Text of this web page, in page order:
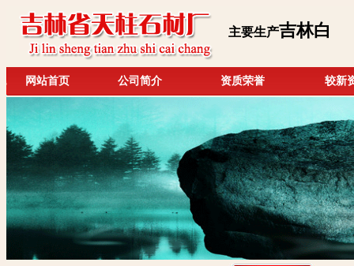
主要生产吉林白
网站首页 公司简介 资质荣誉 较新